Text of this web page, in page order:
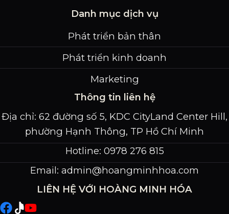
Danh mục dịch vụ
Phát triển bản thân
Phát triển kinh doanh
Marketing
Thông tin liên hệ
Địa chỉ: 62 đường số 5, KDC CityLand Center Hill,
phường Hạnh Thông, TP Hồ Chí Minh
Hotline: 0978 276 815
Email: admin@hoangminhhoa.com
LIÊN HỆ VỚI HOÀNG MINH HÓA